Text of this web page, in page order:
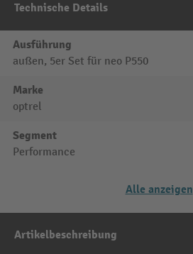
Technische Details
Ausführung
außen, 5er Set für neo P550
Marke
optrel
Segment
Performance
Alle anzeigen
Artikelbeschreibung